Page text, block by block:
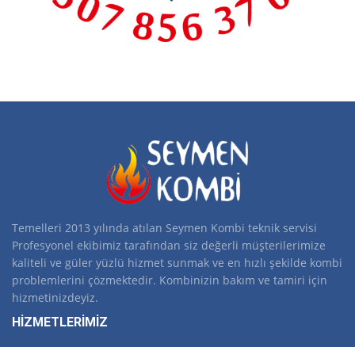
Temelleri 2013 yılında atılan Seymen Kombi teknik servisi
Profesyonel ekibimiz tarafından siz değerli müşterilerimize
kaliteli ve güler yüzlü hizmet sunmak ve en hızlı şekilde kombi
problemlerini çözmektedir. Kombinizin bakım ve tamiri için
hizmetinizdeyiz.
HİZMETLERİMİZ